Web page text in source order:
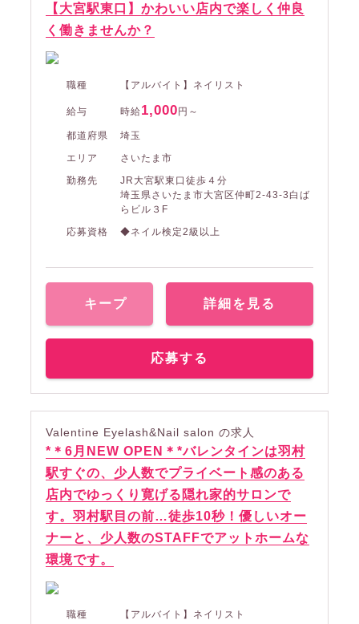
【大宮駅東口】かわいい店内で楽しく仲良
く働きませんか？
職種 【アルバイト】ネイリスト
給与 時給1,000円～
都道府県
埼玉
エリア
さいたま市
勤務先
JR大宮駅東口徒歩４分
埼玉県さいたま市大宮区仲町2-43-3白ば
らビル３F
応募資格
◆ネイル検定2級以上
キープ 詳細を見る
応募する
Valentine Eyelash&Nail salon の求人
*＊6月NEW OPEN＊*バレンタインは羽村
駅すぐの、少人数でプライベート感のある
店内でゆっくり寛げる隠れ家的サロンで
す。羽村駅目の前…徒歩10秒！優しいオー
ナーと、少人数のSTAFFでアットホームな
環境です。
職種 【アルバイト】ネイリスト